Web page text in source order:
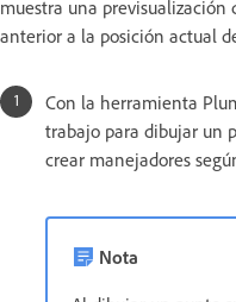
muestra una previsualización
anterior a la posición actual
Con la herramienta
trabajo para dibujar un
crear manejadores
Nota